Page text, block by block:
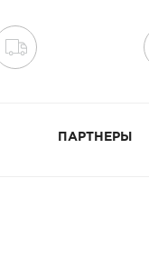
ПАРТНЕРЫ